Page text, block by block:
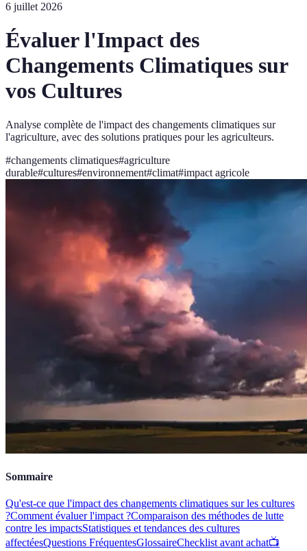
6 juillet 2026
Évaluer l'Impact des
Changements Climatiques sur
vos Cultures
Analyse complète de l'impact des changements climatiques sur
l'agriculture, avec des solutions pratiques pour les agriculteurs.
#changements climatiques#agriculture
durable#cultures#environnement#climat#impact agricole
Sommaire
Qu'est-ce que l'impact des changements climatiques sur les cultures
?Comment évaluer l'impact ?Comparaison des méthodes de lutte
contre les impactsStatistiques et tendances des cultures
affectéesQuestions FréquentesGlossaireChecklist avant achat📺